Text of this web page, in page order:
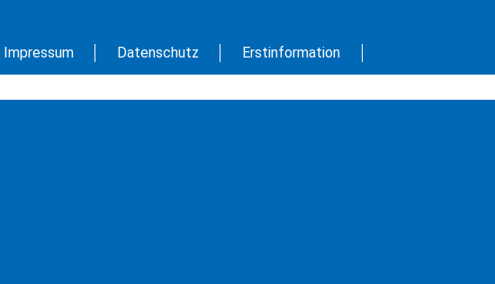
Impressum Datenschutz Erstinformation